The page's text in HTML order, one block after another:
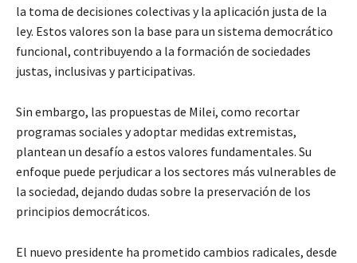
la toma de decisiones colectivas y la aplicación justa de la
ley. Estos valores son la base para un sistema democrático
funcional, contribuyendo a la formación de sociedades
justas, inclusivas y participativas.
Sin embargo, las propuestas de Milei, como recortar
programas sociales y adoptar medidas extremistas,
plantean un desafío a estos valores fundamentales. Su
enfoque puede perjudicar a los sectores más vulnerables de
la sociedad, dejando dudas sobre la preservación de los
principios democráticos.
El nuevo presidente ha prometido cambios radicales, desde